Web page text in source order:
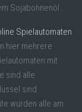
Sojabohnenöl ...
Spielautomaten
hier mehrere
mit
sind alle
sind
wurden alle am